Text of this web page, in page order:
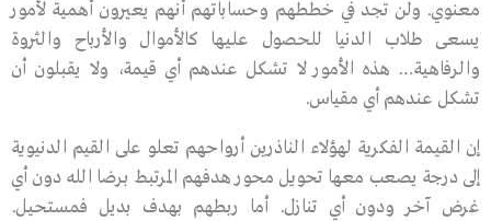
معنوي. ولن تجد في خططهم وحساباتهم أنهم يعيرون أهمية لأمور
يسعى طلاب الدنيا للحصول عليها كالأموال والأرباح والثروة
والرفاهية… هذه الأمور لا تشكل عندهم أي قيمة، ولا يقبلون أن
تشكل عندهم أي مقياس.
إن القيمة الفكرية لهؤلاء الناذرين أرواحهم تعلو على القيم الدنيوية
إلى درجة يصعب معها تحويل محور هدفهم المرتبط برضا الله دون أي
غرض آخر ودون أي تنازل. أما ربطهم بهدف بديل فمستحيل.